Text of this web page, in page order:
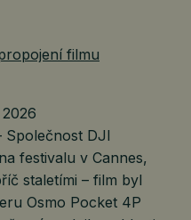
Společnost DJI
festivalu v Cannes,
staletími – film byl
Osmo Pocket 4P